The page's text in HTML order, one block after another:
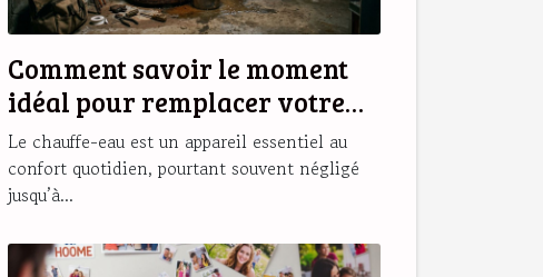
Comment savoir le moment
idéal pour remplacer votre
chauffe-eau ?
Le chauffe-eau est un appareil essentiel au
confort quotidien, pourtant souvent négligé
jusqu’à...